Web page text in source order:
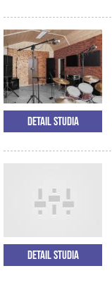
Detail studia
Detail studia